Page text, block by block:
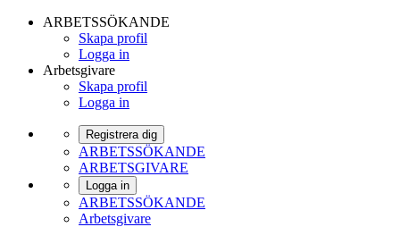
ARBETSSÖKANDE
Skapa profil
Logga in
Arbetsgivare
Skapa profil
Logga in
Registrera dig
ARBETSSÖKANDE
ARBETSGIVARE
Logga in
ARBETSSÖKANDE
Arbetsgivare